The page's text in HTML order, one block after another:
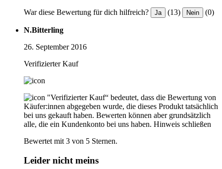
War diese Bewertung für dich hilfreich? Ja (13) Nein (0)
N.Bitterling
26. September 2016
Verifizierter Kauf
"Verifizierter Kauf“ bedeutet, dass die Bewertung von
Käufer:innen abgegeben wurde, die dieses Produkt tatsächlich
bei uns gekauft haben. Bewerten können aber grundsätzlich
alle, die ein Kundenkonto bei uns haben. Hinweis schließen
Bewertet mit 3 von 5 Sternen.
Leider nicht meins